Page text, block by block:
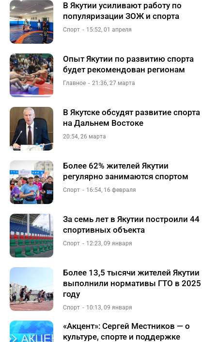
В Якутии усиливают работу по
популяризации ЗОЖ и спорта
Спорт 15:52, 01 апреля
Опыт Якутии по развитию спорта
будет рекомендован регионам
Главное 21:36, 27 марта
В Якутске обсудят развитие спорта
на Дальнем Востоке
20:54, 26 марта
Более 62% жителей Якутии
регулярно занимаются спортом
Спорт 16:54, 16 февраля
За семь лет в Якутии построили 44
спортивных объекта
Спорт 12:23, 09 января
Более 13,5 тысячи жителей Якутии
выполнили нормативы ГТО в 2025
году
Спорт 10:13, 09 января
«Акцент»: Сергей Местников — о
культуре, спорте и поддержке